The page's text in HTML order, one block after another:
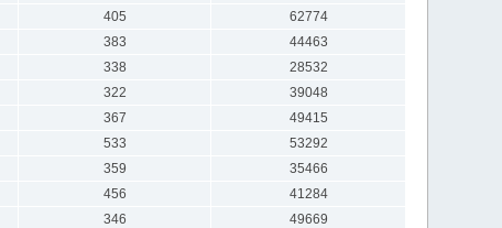
405
62774
383
44463
338
28532
322
39048
367
49415
533
53292
359
35466
456
41284
346
49669